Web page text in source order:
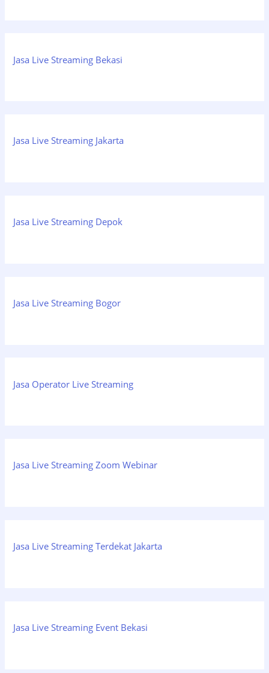
Jasa Live Streaming Bekasi
Jasa Live Streaming Jakarta
Jasa Live Streaming Depok
Jasa Live Streaming Bogor
Jasa Operator Live Streaming
Jasa Live Streaming Zoom Webinar
Jasa Live Streaming Terdekat Jakarta
Jasa Live Streaming Event Bekasi